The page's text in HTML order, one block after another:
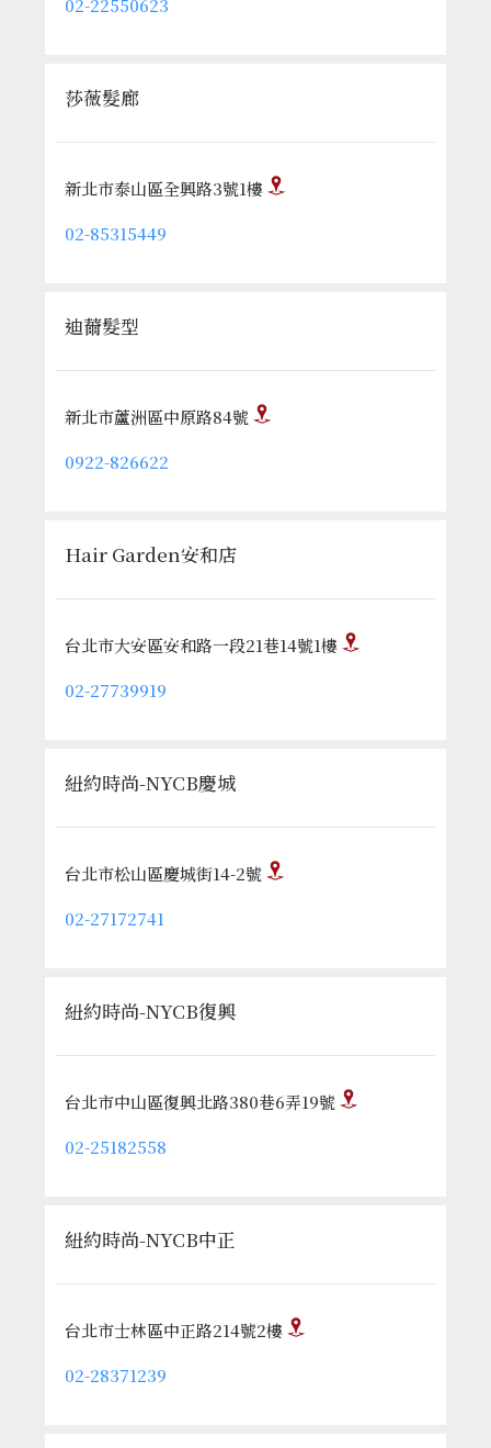
02-22550623
莎薇髮廊
新北市泰山區全興路3號1樓
02-85315449
迪薾髮型
新北市蘆洲區中原路84號
0922-826622
Hair Garden安和店
台北市大安區安和路一段21巷14號1樓
02-27739919
紐約時尚-NYCB慶城
台北市松山區慶城街14-2號
02-27172741
紐約時尚-NYCB復興
台北市中山區復興北路380巷6弄19號
02-25182558
紐約時尚-NYCB中正
台北市士林區中正路214號2樓
02-28371239